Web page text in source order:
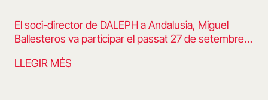
El soci-director de DALEPH a Andalusia, Miguel
Ballesteros va participar el passat 27 de setembre…
LLEGIR MÉS